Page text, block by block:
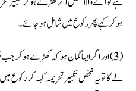
ہو کر کہے پھر رکوع میں شامل ہوجائے۔
(3) اور اگر ایسا گمان ہو کہ کھڑے ہوکر
لے گا تو یہ شخص تکبیر تحریمہ کہہ کر رکوع